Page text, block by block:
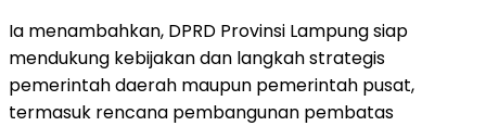
Ia menambahkan, DPRD Provinsi Lampung siap
mendukung kebijakan dan langkah strategis
pemerintah daerah maupun pemerintah pusat,
termasuk rencana pembangunan pembatas